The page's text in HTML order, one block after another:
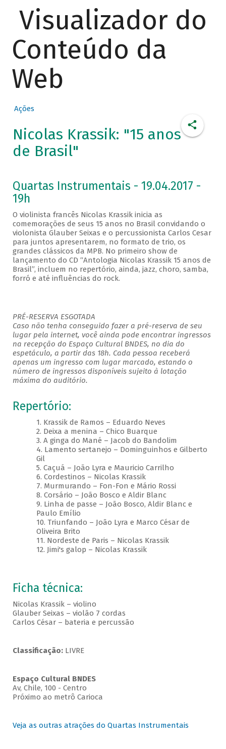
Visualizador do
Conteúdo da
Web
Ações
Nicolas Krassik: "15 anos
de Brasil"
Quartas Instrumentais - 19.04.2017 -
19h
O violinista francês Nicolas Krassik inicia as
comemorações de seus 15 anos no Brasil convidando o
violonista Glauber Seixas e o percussionista Carlos Cesar
para juntos apresentarem, no formato de trio, os
grandes clássicos da MPB. No primeiro show de
lançamento do CD “Antologia Nicolas Krassik 15 anos de
Brasil”, incluem no repertório, ainda, jazz, choro, samba,
forró e até influências do rock.
PRÉ-RESERVA ESGOTADA
Caso não tenha conseguido fazer a pré-reserva de seu
lugar pela internet, você ainda pode encontrar ingressos
na recepção do Espaço Cultural BNDES, no dia do
espetáculo, a partir das 18h. Cada pessoa receberá
apenas um ingresso com lugar marcado, estando o
número de ingressos disponíveis sujeito à lotação
máxima do auditório.
Repertório:
1. Krassik de Ramos – Eduardo Neves
2. Deixa a menina – Chico Buarque
3. A ginga do Mané – Jacob do Bandolim
4. Lamento sertanejo – Dominguinhos e Gilberto
Gil
5. Caçuá – João Lyra e Mauricio Carrilho
6. Cordestinos – Nicolas Krassik
7. Murmurando – Fon-Fon e Mário Rossi
8. Corsário – João Bosco e Aldir Blanc
9. Linha de passe – João Bosco, Aldir Blanc e
Paulo Emílio
10. Triunfando – João Lyra e Marco César de
Oliveira Brito
11. Nordeste de Paris – Nicolas Krassik
12. Jimi's galop – Nicolas Krassik
Ficha técnica:
Nicolas Krassik – violino
Glauber Seixas – violão 7 cordas
Carlos César – bateria e percussão
Classificação:LIVRE
Espaço Cultural BNDES
Av, Chile, 100 - Centro
Próximo ao metrô Carioca
Veja as outras atrações do Quartas Instrumentais